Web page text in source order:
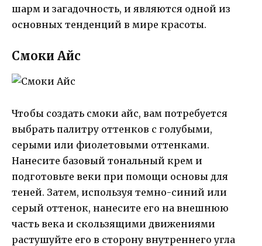
шарм и загадочность, и являются одной из
основных тенденций в мире красоты.
Смоки Айс
Чтобы создать смоки айс, вам потребуется
выбрать палитру оттенков с голубыми,
серыми или фиолетовыми оттенками.
Нанесите базовый тональный крем и
подготовьте веки при помощи основы для
теней. Затем, используя темно-синий или
серый оттенок, нанесите его на внешнюю
часть века и скользящими движениями
растушуйте его в сторону внутреннего угла